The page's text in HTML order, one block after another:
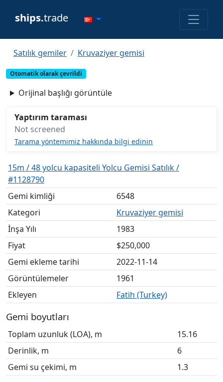
ships.trade
Satılık gemiler Kruvaziyer gemisi
Otomatik olarak çevrildi
Orijinal başlığı görüntüle
Yaptırım taraması
Not screened
Tarama yöntemimiz hakkında bilgi edinin
15m / 48 yolcu kapasiteli Yolcu Gemisi Satılık /
#1128790
Gemi kimliği
6548
Kategori
Kruvaziyer gemisi
İnşa Yılı
1983
Fiyat
$250,000
Gemi ekleme tarihi
2022-11-14
Görüntülemeler
1961
Ekleyen
Fatih (Turkey)
Gemi boyutları
Toplam uzunluk (LOA), m
15.16
Derinlik, m
6
Gemi su çekimi, m
1.3